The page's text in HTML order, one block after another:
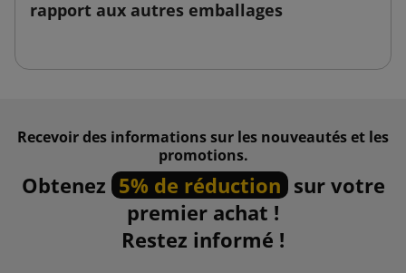
rapport aux autres emballages
Recevoir des informations sur les nouveautés et les
promotions.
Obtenez 5% de réduction sur votre
premier achat !
Restez informé !